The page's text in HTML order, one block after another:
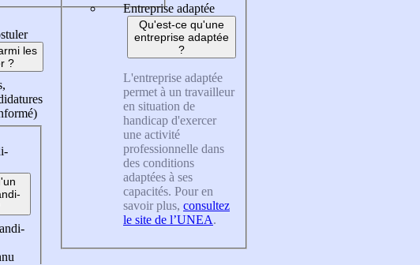
les
?
Entreprise adaptée
Qu'est-ce qu'une
entreprise adaptée
?
L'entreprise adaptée
permet à un travailleur
en situation de
handicap d'exercer
une activité
professionnelle dans
des conditions
adaptées à ses
capacités. Pour en
savoir plus, consultez
le site de l’UNEA.